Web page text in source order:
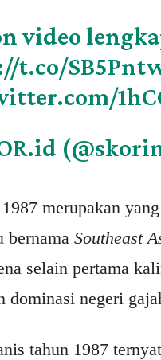
video
t.co/
merupakan
bernama Southeast
selain pertama
dominasi negeri
tahun 1987